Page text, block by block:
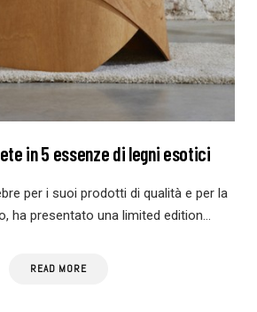
in 5 essenze di legni esotici
per i suoi prodotti di qualità e per la
ha presentato una limited edition…
READ MORE